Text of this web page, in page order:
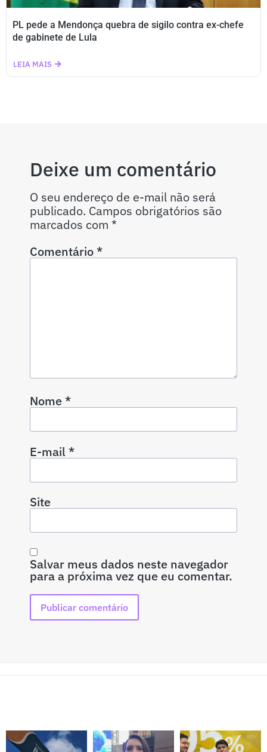
PL pede a Mendonça quebra de sigilo contra ex-chefe
de gabinete de Lula
LEIA MAIS
Deixe um comentário
O seu endereço de e-mail não será
publicado. Campos obrigatórios são
marcados com *
Comentário*
Nome*
E-mail*
Site
Salvar meus dados neste navegador
para a próxima vez que eu comentar.